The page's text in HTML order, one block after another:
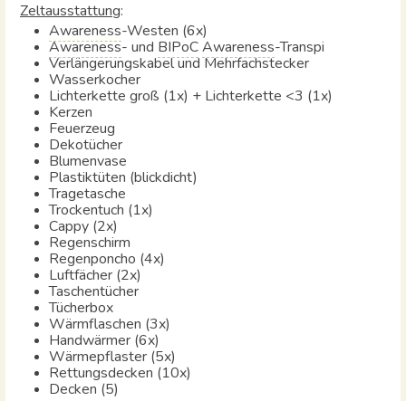
Zeltausstattung:
Awareness-Westen (6x)
Awareness- und BIPoCAwareness-Transpi
Verlängerungskabel und Mehrfachstecker
Wasserkocher
Lichterkette groß (1x) + Lichterkette <3 (1x)
Kerzen
Feuerzeug
Dekotücher
Blumenvase
Plastiktüten (blickdicht)
Tragetasche
Trockentuch (1x)
Cappy (2x)
Regenschirm
Regenponcho (4x)
Luftfächer (2x)
Taschentücher
Tücherbox
Wärmflaschen (3x)
Handwärmer (6x)
Wärmepflaster (5x)
Rettungsdecken (10x)
Decken (5)